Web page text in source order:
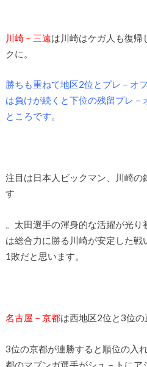
川崎－三遠は川崎はケガ人も復帰
クに。
勝ちも重ねて地区2位とプレ－オ
は負けが続くと下位の残留プレ
ところです。
注目は日本人ビックマン、川崎
す
。太田選手の渾身的な活躍が光
は総合力に勝る川崎が安定した
1敗だと思います。
名古屋－京都は西地区2位と3位の
3位の京都が連勝すると順位の入
都のマブンガ選手がシュ－トにア